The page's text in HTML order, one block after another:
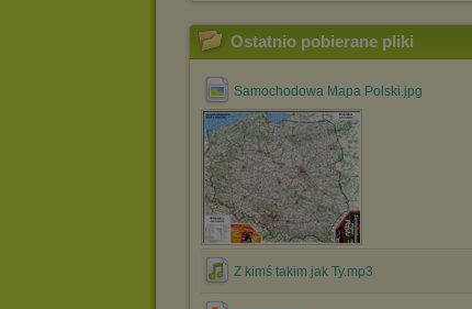
Ostatnio pobierane pliki
Samochodowa Mapa Polski.jpg
Z kimś takim jak Ty.mp3